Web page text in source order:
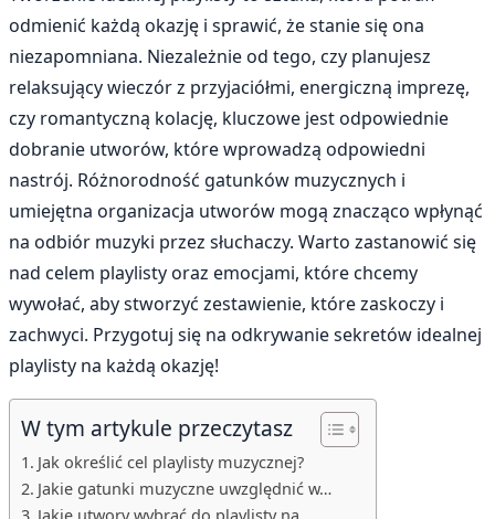
odmienić każdą okazję i sprawić, że stanie się ona
niezapomniana. Niezależnie od tego, czy planujesz
relaksujący wieczór z przyjaciółmi, energiczną imprezę,
czy romantyczną kolację, kluczowe jest odpowiednie
dobranie utworów, które wprowadzą odpowiedni
nastrój. Różnorodność gatunków muzycznych i
umiejętna organizacja utworów mogą znacząco wpłynąć
na odbiór muzyki przez słuchaczy. Warto zastanowić się
nad celem playlisty oraz emocjami, które chcemy
wywołać, aby stworzyć zestawienie, które zaskoczy i
zachwyci. Przygotuj się na odkrywanie sekretów idealnej
playlisty na każdą okazję!
W tym artykule przeczytasz
Jak określić cel playlisty muzycznej?
Jakie gatunki muzyczne uwzględnić w…